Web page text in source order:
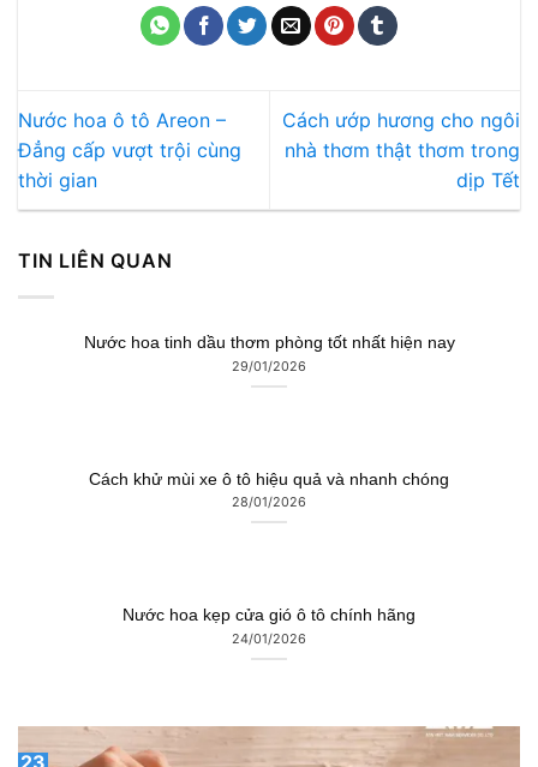
Nước hoa ô tô Areon –
Đẳng cấp vượt trội cùng
thời gian
Cách ướp hương cho ngôi
nhà thơm thật thơm trong
dịp Tết
TIN LIÊN QUAN
Nước hoa tinh dầu thơm phòng tốt nhất hiện nay
29/01/2026
Cách khử mùi xe ô tô hiệu quả và nhanh chóng
28/01/2026
Nước hoa kẹp cửa gió ô tô chính hãng
24/01/2026
23